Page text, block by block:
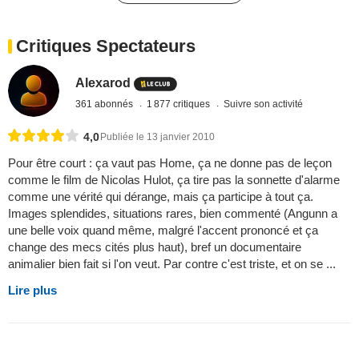
Critiques Spectateurs
Alexarod
361 abonnés 1 877 critiques Suivre son activité
4,0Publiée le 13 janvier 2010
Pour être court : ça vaut pas Home, ça ne donne pas de leçon
comme le film de Nicolas Hulot, ça tire pas la sonnette d'alarme
comme une vérité qui dérange, mais ça participe à tout ça.
Images splendides, situations rares, bien commenté (Angunn a
une belle voix quand même, malgré l'accent prononcé et ça
change des mecs cités plus haut), bref un documentaire
animalier bien fait si l'on veut. Par contre c'est triste, et on se ...
Lire plus